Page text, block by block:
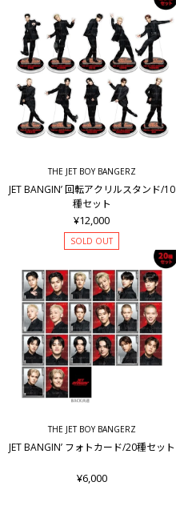
THE JET BOY BANGERZ
JET BANGIN’ 回転アクリルスタンド/10
種セット
¥12,000
SOLD OUT
THE JET BOY BANGERZ
JET BANGIN’ フォトカード/20種セット
¥6,000